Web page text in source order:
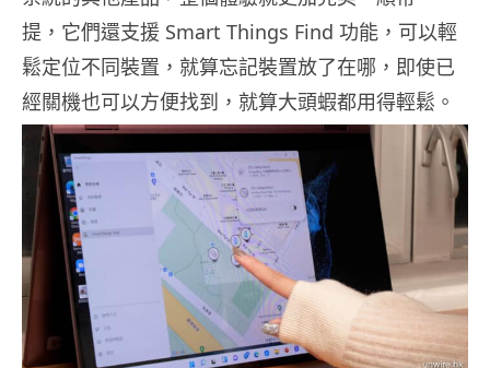
提，它們還支援 Smart Things Find 功能，可以輕
鬆定位不同裝置，就算忘記裝置放了在哪，即使已
經關機也可以方便找到，就算大頭蝦都用得輕鬆。